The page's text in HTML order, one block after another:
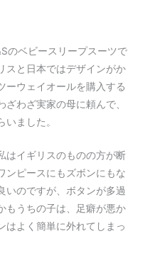
のベビースリープスーツで
スと日本ではデザインがか
ーウェイオールを購入する
わざ実家の母に頼んで、
ました。
はイギリスのものの方が断
ンピースにもズボンにもな
いのですが、ボタンが多過
もうちの子は、足癖が悪か
はよく簡単に外れてしまっ